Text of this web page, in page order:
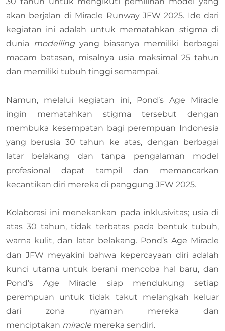
akan berjalan di Miracle Runway JFW 2025. Ide dari
kegiatan ini adalah untuk mematahkan stigma di
dunia modellingyang biasanya memiliki berbagai
macam batasan, misalnya usia maksimal 25 tahun
dan memiliki tubuh tinggi semampai.
Namun, melalui kegiatan ini, Pond’s Age Miracle
ingin mematahkan stigma tersebut dengan
membuka kesempatan bagi perempuan Indonesia
yang berusia 30 tahun ke atas, dengan berbagai
latar belakang dan tanpa pengalaman model
profesional dapat tampil dan memancarkan
kecantikan diri mereka di panggung JFW 2025.
Kolaborasi ini menekankan pada inklusivitas; usia di
atas 30 tahun, tidak terbatas pada bentuk tubuh,
warna kulit, dan latar belakang. Pond’s Age Miracle
dan JFW meyakini bahwa kepercayaan diri adalah
kunci utama untuk berani mencoba hal baru, dan
Pond’s Age Miracle siap mendukung setiap
perempuan untuk tidak takut melangkah keluar
dari zona nyaman mereka dan
menciptakan miracle mereka sendiri.